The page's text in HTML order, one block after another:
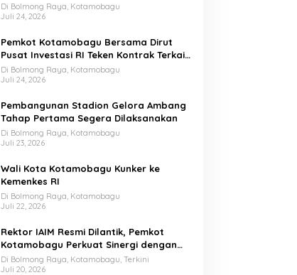
Di Bolmong Raya, Kotamobagu
Juli 24, 2026
Pemkot Kotamobagu Bersama Dirut
Pusat Investasi RI Teken Kontrak Terkait
UMKM
Di Bolmong Raya, Kotamobagu
Juli 24, 2026
Pembangunan Stadion Gelora Ambang
Tahap Pertama Segera Dilaksanakan
Di Bolmong Raya, Kotamobagu
Juli 23, 2026
Wali Kota Kotamobagu Kunker ke
Kemenkes RI
Di Bolmong Raya, Kotamobagu
Juli 22, 2026
Rektor IAIM Resmi Dilantik, Pemkot
Kotamobagu Perkuat Sinergi dengan
Perguruan Tinggi
Di Bolmong Raya, Kotamobagu, Terkini
Juli 20, 2026